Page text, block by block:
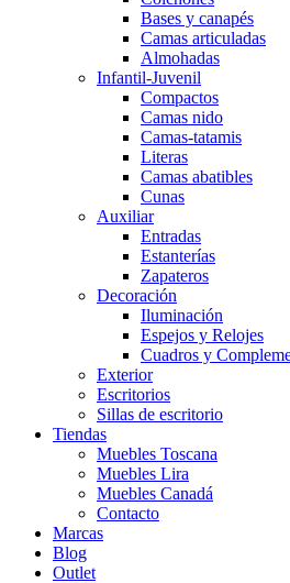
Bases y canapés
Camas articuladas
Almohadas
Infantil-Juvenil
Compactos
Camas nido
Camas-tatamis
Literas
Camas abatibles
Cunas
Auxiliar
Entradas
Estanterías
Zapateros
Decoración
Iluminación
Espejos y Relojes
Cuadros y
Exterior
Escritorios
Sillas de escritorio
Tiendas
Muebles Toscana
Muebles Lira
Muebles Canadá
Contacto
Marcas
Blog
Outlet